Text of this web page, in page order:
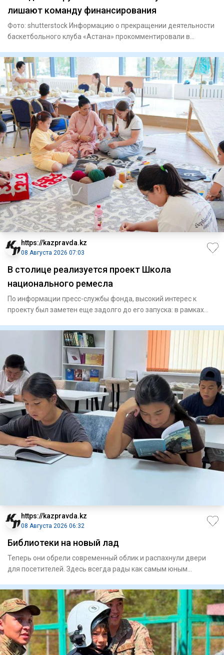
лишают команду финансирования
Фото: shutterstock Информацию о прекращении деятельности
баскетбольного клуба «Астана» прокомментировали в
https://kazpravda.kz
08 Августа 2026 07:03
В столице реализуется проект Школа
национального ремесла
По информации пресс-службы фонда, высокий интерес к
проекту был заметен еще задолго до его запуска: в рамках
https://kazpravda.kz
08 Августа 2026 06:32
Библиотеки на новый лад
Теперь они обрели современный облик и распахнули двери
для посетителей. Здесь всегда рады как самым юным